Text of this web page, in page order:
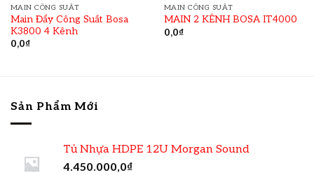
MAIN CÔNG SUẤT
Main Đẩy Công Suất Bosa
K3800 4 Kênh
0,0₫
MAIN CÔNG SUẤT
MAIN 2 KÊNH BOSA IT4000
0,0₫
Sản Phẩm Mới
Tủ Nhựa HDPE 12U Morgan Sound
4.450.000,0₫